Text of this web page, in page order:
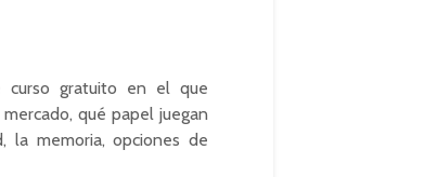
curso gratuito en el que
qué papel juegan
la memoria, opciones de